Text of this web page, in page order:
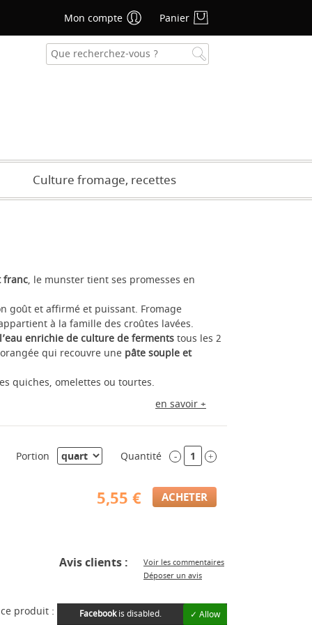
Culture fromage, recettes
franc, le munster tient ses promesses en
goût et affirmé et puissant. Fromage
à la famille des croûtes lavées.
enrichie de culture de fermentstous les 2
qui recouvre une pâte souple et
quiches, omelettes ou tourtes.
en savoir +
Portion Quantité - +
5,55 €
Avis clients :
Voir les commentaires
Déposer un avis
produit : Facebookis disabled.
✓ Allow
Mon compte Panier